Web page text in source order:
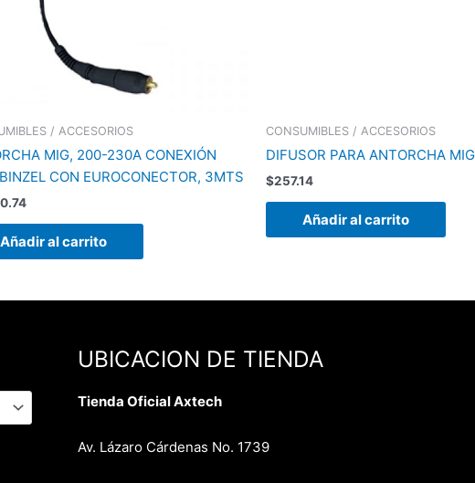
/ ACCESORIOS
MIG, 200-230A CONEXIÓN
CON EUROCONECTOR, 3MTS
Añadir al carrito
CONSUMIBLES / ACCESORIOS
DIFUSOR PARA ANTORCHA
$257.14
Añadir al carrito
UBICACION DE TIENDA
Tienda Oficial Axtech
Av. Lázaro Cárdenas No. 1739